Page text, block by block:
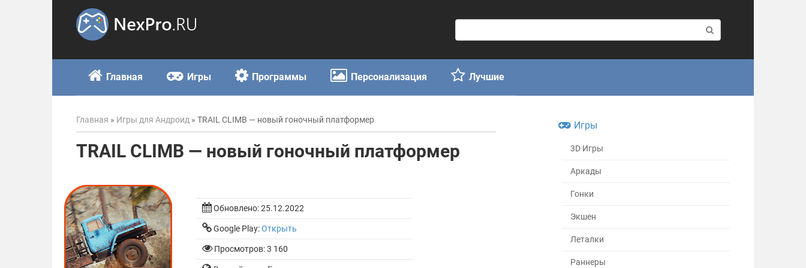
о
с
к
:
Главная Игры Программы Персонализация Лучшие
Главная » Игры для Андроид » TRAIL CLIMB — новый гоночный платформер
TRAIL CLIMB — новый гоночный платформер
Обновлено:25.12.2022
Google Play:Открыть
Просмотров: 3 160
Игры
3D Игры
Аркады
Гонки
Экшен
Леталки
Раннеры